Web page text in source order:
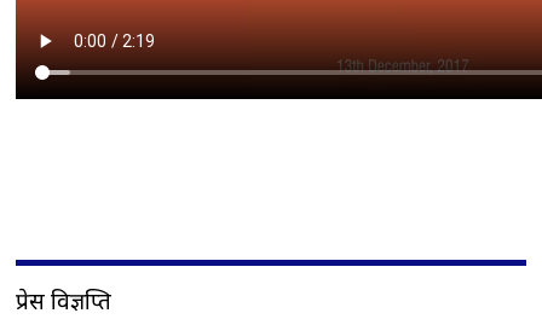
प्रेस विज्ञप्ति